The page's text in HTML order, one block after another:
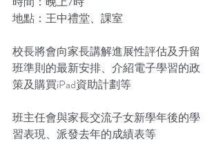
地點：王中禮堂、課室
校長將會向家長講解進展性評估及升留
班準則的最新安排、介紹電子學習的政
策及購買iPad資助計劃等
班主任會與家長交流子女新學年後的學
習表現、派發去年的成績表等